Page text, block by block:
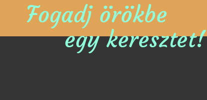
Fogadj örökbe
egy keresztet!